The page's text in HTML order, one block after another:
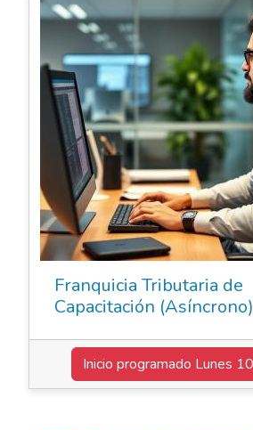
Franquicia Tributaria de
Capacitación (Asíncrono)
Inicio programado Lunes